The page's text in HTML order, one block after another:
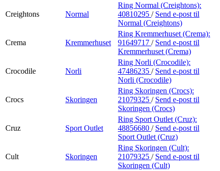
Creightons Normal
Ring Normal (Creightons):
40810295 / Send e-post til
Normal (Creightons)
Crema Kremmerhuset
Ring Kremmerhuset (Crema):
91649717 / Send e-post til
Kremmerhuset (Crema)
Crocodile Norli
Ring Norli (Crocodile):
47486235 / Send e-post til
Norli (Crocodile)
Crocs Skoringen
Ring Skoringen (Crocs):
21079325 / Send e-post til
Skoringen (Crocs)
Cruz Sport Outlet
Ring Sport Outlet (Cruz):
48856680 / Send e-post til
Sport Outlet (Cruz)
Cult Skoringen
Ring Skoringen (Cult):
21079325 / Send e-post til
Skoringen (Cult)